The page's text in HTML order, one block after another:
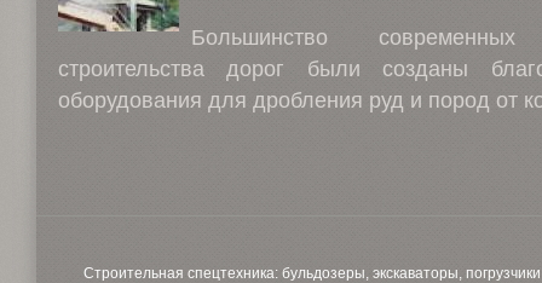
Большинство
строительства дорог были созданы
оборудования для дробления руд и пород от
Строительная спецтехника: бульдозеры, экскаваторы,